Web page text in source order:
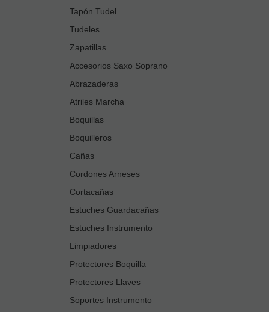
Tapón Tudel
Tudeles
Zapatillas
Accesorios Saxo Soprano
Abrazaderas
Atriles Marcha
Boquillas
Boquilleros
Cañas
Cordones Arneses
Cortacañas
Estuches Guardacañas
Estuches Instrumento
Limpiadores
Protectores Boquilla
Protectores Llaves
Soportes Instrumento